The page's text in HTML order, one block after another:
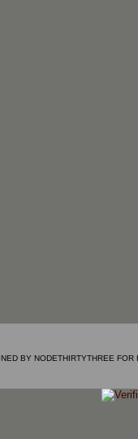
BY NODETHIRTYTHREE FOR